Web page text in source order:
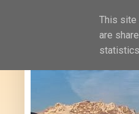
This site
are